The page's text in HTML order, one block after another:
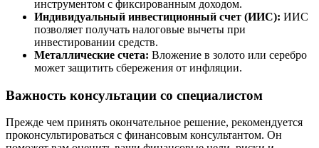
инструментом с фиксированным доходом.
Индивидуальный инвестиционный счет (ИИС): ИИС
позволяет получать налоговые вычеты при
инвестировании средств.
Металлические счета: Вложение в золото или серебро
может защитить сбережения от инфляции.
Важность консультации со специалистом
Прежде чем принять окончательное решение, рекомендуется
проконсультироваться с финансовым консультантом. Он